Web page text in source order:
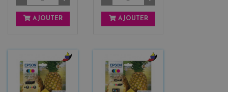
AJOUTER AJOUTER
b
l
a
b
l
a